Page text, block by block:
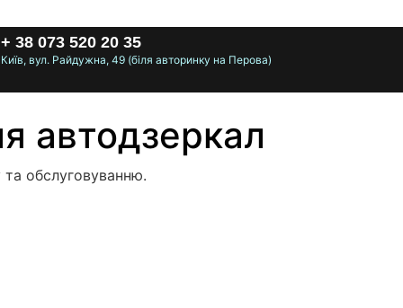
+ 38 073 520 20 35
Київ, вул. Райдужна, 49 (біля авторинку на Перова)
автодзеркал
обслуговуванню.